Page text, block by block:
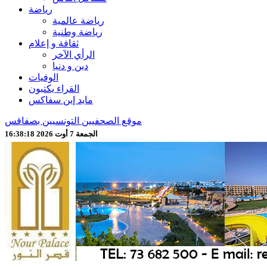
رياضة
رياضة عالمية
رياضة وطنية
ثقافة و إعلام
الرأي الآخر
دين و دنيا
الوفيات
القراء يكتبون
مايد إين سفاكس
موقع الصحفيين التونسيين بصفاقس
الجمعة 7 أوت 2026 16:38:19